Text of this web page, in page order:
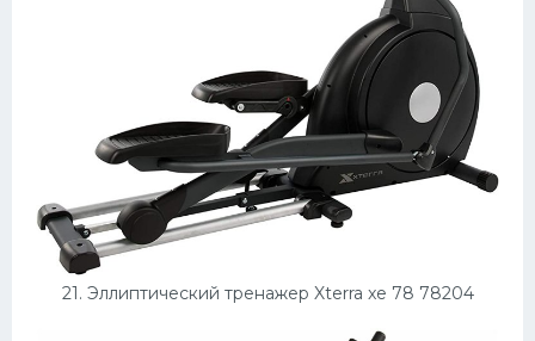
21. Эллиптический тренажер Xterra xe 78 78204